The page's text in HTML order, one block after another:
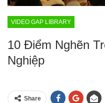
VIDEO GAP LIBRARY
10 Điểm Nghẽn
Nghiệp
Share